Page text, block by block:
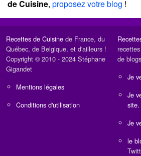
de Cuisine, proposez votre blog !
Recettes de Cuisine de France, du
Québec, de Belgique, et d'ailleurs !
Copyright © 2010 - 2024 Stéphane
Gigandet
Mentions légales
Conditions d'utilisation
de
Je
Je
site.
Je
le